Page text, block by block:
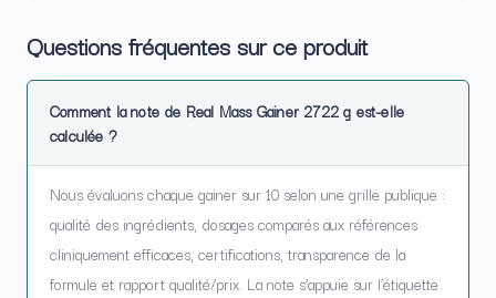
Questions fréquentes sur ce produit
Comment la note de Real Mass Gainer 2722 g est-elle
calculée ?
Nous évaluons chaque gainer sur 10 selon une grille publique :
qualité des ingrédients, dosages comparés aux références
cliniquement efficaces, certifications, transparence de la
formule et rapport qualité/prix. La note s’appuie sur l’étiquette